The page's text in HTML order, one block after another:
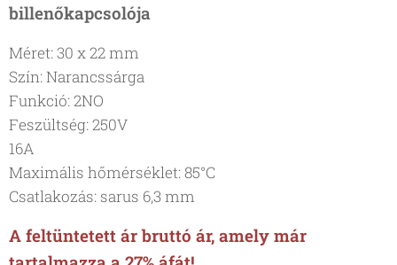
billenőkapcsolója
Méret: 30 x 22 mm
Szín: Narancssárga
Funkció: 2NO
Feszültség: 250V
16A
Maximális hőmérséklet: 85°C
Csatlakozás: sarus 6,3 mm
A feltüntetett ár bruttó ár, amely már